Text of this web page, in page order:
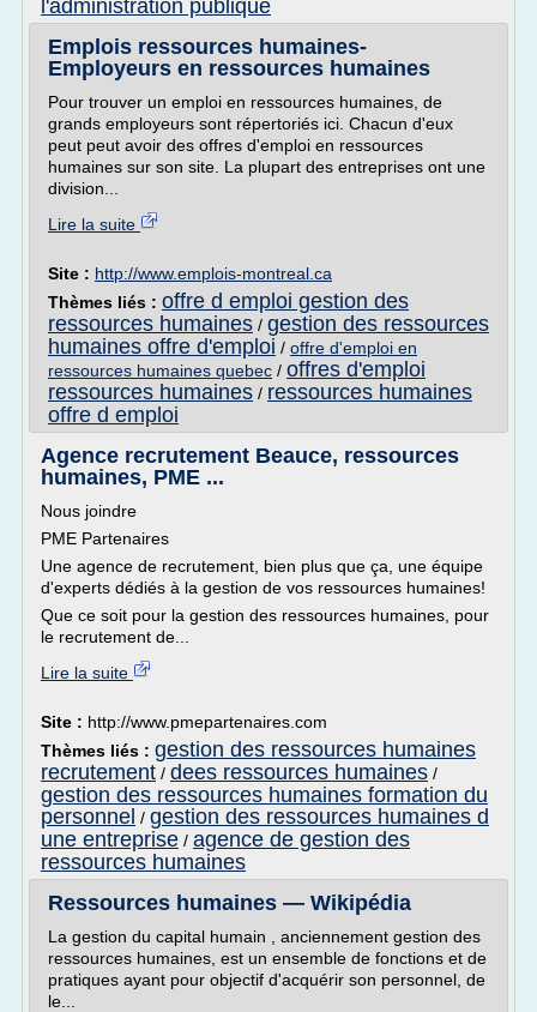
l'administration publique
Emplois ressources humaines-
Employeurs en ressources humaines
Pour trouver un emploi en ressources humaines, de
grands employeurs sont répertoriés ici. Chacun d'eux
peut peut avoir des offres d'emploi en ressources
humaines sur son site. La plupart des entreprises ont une
division...
Lire la suite
Site : http://www.emplois-montreal.ca
Thèmes liés : offre d emploi gestion des
ressources humaines / gestion des ressources
humaines offre d'emploi / offre d'emploi en
ressources humaines quebec / offres d'emploi
ressources humaines / ressources humaines
offre d emploi
Agence recrutement Beauce, ressources
humaines, PME ...
Nous joindre
PME Partenaires
Une agence de recrutement, bien plus que ça, une équipe
d'experts dédiés à la gestion de vos ressources humaines!
Que ce soit pour la gestion des ressources humaines, pour
le recrutement de...
Lire la suite
Site : http://www.pmepartenaires.com
Thèmes liés : gestion des ressources humaines
recrutement / dees ressources humaines /
gestion des ressources humaines formation du
personnel / gestion des ressources humaines d
une entreprise / agence de gestion des
ressources humaines
Ressources humaines — Wikipédia
La gestion du capital humain , anciennement gestion des
ressources humaines, est un ensemble de fonctions et de
pratiques ayant pour objectif d'acquérir son personnel, de
le...